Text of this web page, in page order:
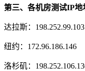
第三、各机房测试IP地
达拉斯：198.252.99.103
纽约：172.96.186.146
洛杉矶：